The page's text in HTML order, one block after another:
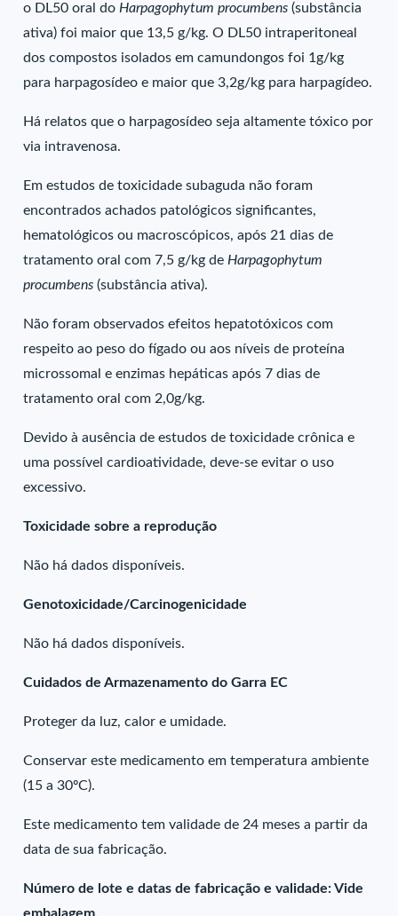
o DL50 oral do Harpagophytum procumbens (substância
ativa) foi maior que 13,5 g/kg. O DL50 intraperitoneal
dos compostos isolados em camundongos foi 1g/kg
para harpagosídeo e maior que 3,2g/kg para harpagídeo.
Há relatos que o harpagosídeo seja altamente tóxico por
via intravenosa.
Em estudos de toxicidade subaguda não foram
encontrados achados patológicos significantes,
hematológicos ou macroscópicos, após 21 dias de
tratamento oral com 7,5 g/kg de Harpagophytum
procumbens(substância ativa).
Não foram observados efeitos hepatotóxicos com
respeito ao peso do fígado ou aos níveis de proteína
microssomal e enzimas hepáticas após 7 dias de
tratamento oral com 2,0g/kg.
Devido à ausência de estudos de toxicidade crônica e
uma possível cardioatividade, deve-se evitar o uso
excessivo.
Toxicidade sobre a reprodução
Não há dados disponíveis.
Genotoxicidade/Carcinogenicidade
Não há dados disponíveis.
Cuidados de Armazenamento do Garra EC
Proteger da luz, calor e umidade.
Conservar este medicamento em temperatura ambiente
(15 a 30ºC).
Este medicamento tem validade de 24 meses a partir da
data de sua fabricação.
Número de lote e datas de fabricação e validade: Vide